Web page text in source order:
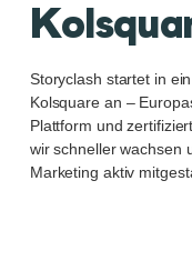
Storyclash startet in
Kolsquare an –
Plattform und
wir schneller wachsen
Marketing aktiv